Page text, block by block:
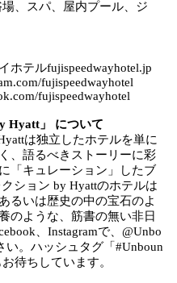
、スパ、屋内プール、ジ
テルfujispeedwayhotel.jp
fujispeedwayhotel
fujispeedwayhotel
Hyatt」 について
は独立したホテルを単に
、語るべきストーリーに彩
「キュレーション」したブ
ション by Hyattのホテルは
るいは歴史の中の宝石のよ
のような、筋書の無い非日
、Instagramで、@Unbo
い。ハッシュタグ「#Unboun
待ちしています。